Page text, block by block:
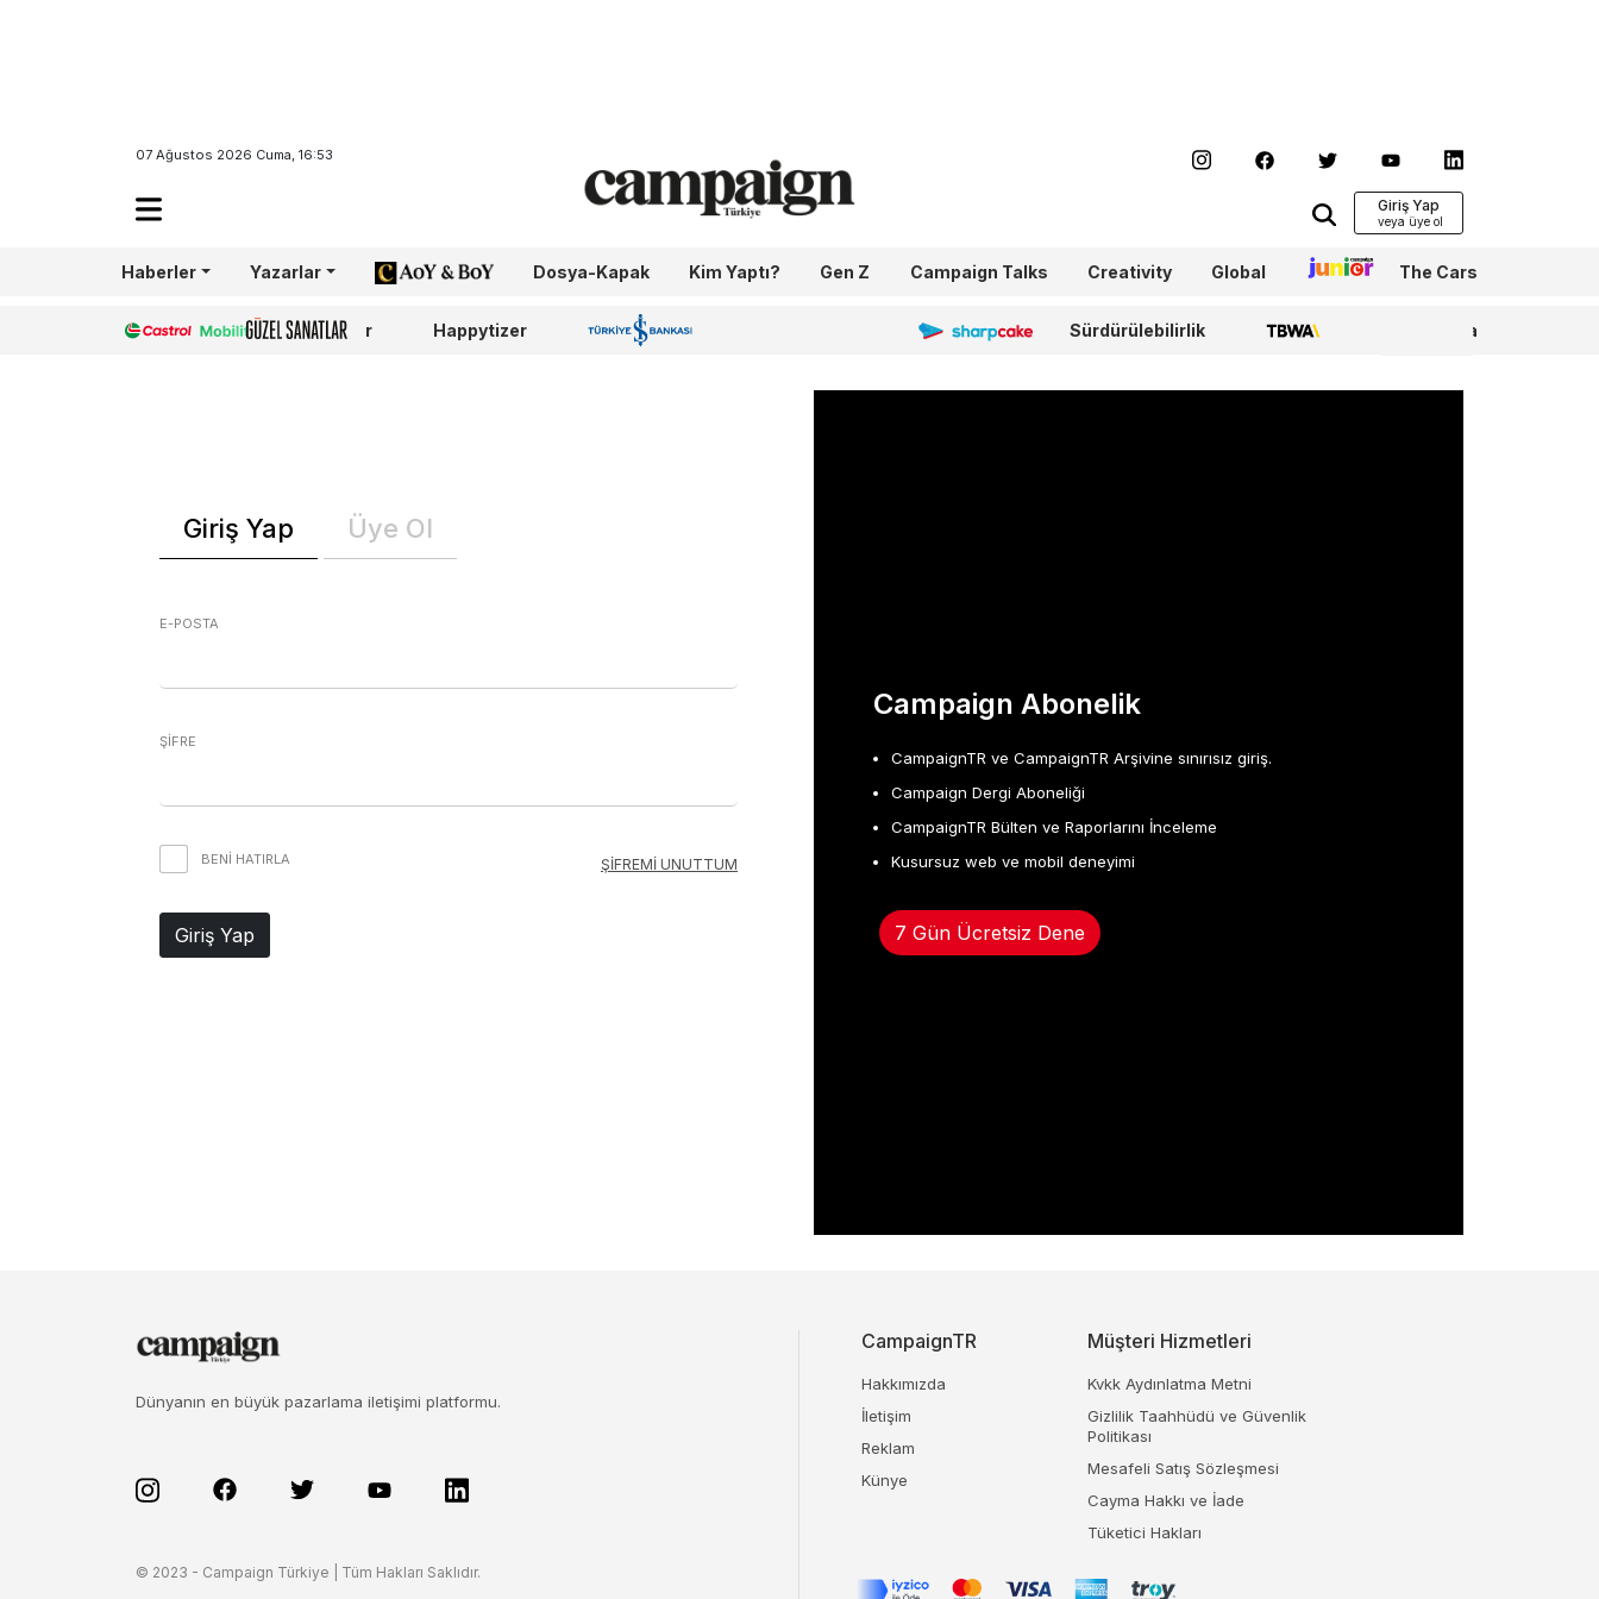
07 Ağustos 2026 Cuma, 16:53
Giriş Yap
Haberler Yazarlar AoY/BoY Dosya-Kapak Kim Yaptı? Gen Z Campaign Talks Creativity Global Junior The Cars
Castrol Güzel Sanatlar Happytizer İş Bankası 100.Yıl Sharpcake Sürdürülebilirlik TBWA WPP Media
Giriş Yap Üye Ol
E-POSTA
ŞİFRE
BENI HATIRLA ŞİFREMİ UNUTTUM
Giriş Yap
Campaign Abonelik
CampaignTR ve CampaignTR Arşivine sınırısız giriş.
Campaign Dergi Aboneliği
CampaignTR Bülten ve Raporlarını İnceleme
Kusursuz web ve mobil deneyimi
7 Gün Ücretsiz Dene
Dünyanın en büyük pazarlama iletişimi platformu.
© 2023 - Campaign Türkiye | Tüm Hakları Saklıdır.
CampaignTR
Hakkımızda
İletişim
Reklam
Künye
Müşteri Hizmetleri
Kvkk Aydınlatma Metni
Gizlilik Taahhüdü ve Güvenlik
Politikası
Mesafeli Satış Sözleşmesi
Cayma Hakkı ve İade
Tüketici Hakları